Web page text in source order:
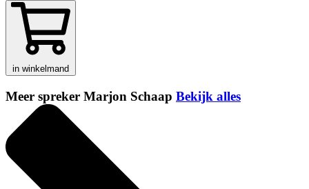
in winkelmand
Meer spreker Marjon Schaap Bekijk alles